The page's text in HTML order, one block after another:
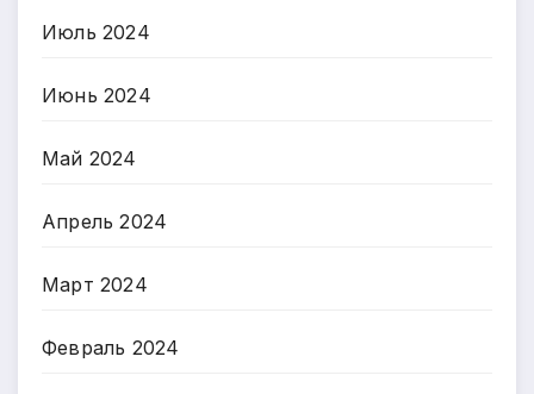
Июль 2024
Июнь 2024
Май 2024
Апрель 2024
Март 2024
Февраль 2024